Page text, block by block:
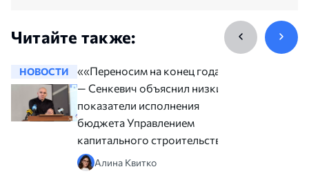
Читайте также:
НОВОСТИ
««Переносим на конец года»»,
— Сенкевич объяснил низкие
показатели исполнения
бюджета Управлением
капитального строительства
Алина Квитко